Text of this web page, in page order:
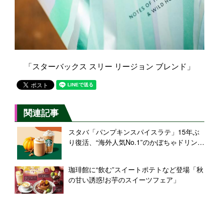
「スターバックス スリー リージョン ブレンド」
関連記事
スタバ「パンプキンスパイスラテ」15年ぶ
り復活、“海外人気No.1”のかぼちゃドリン
珈琲館に“飲む”スイートポテトなど登場「秋
の甘い誘惑!お芋のスイーツフェア」